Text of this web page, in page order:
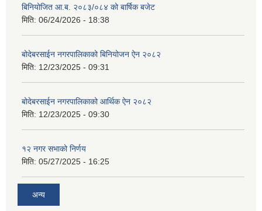
बिनियोजित आ.ब. २०८३/०८४ को बार्षिक बजेट
मिति: 06/24/2026 - 18:38
बोदेबरसाईन नगरपालिकाको बिनियोजन ऐन २०८२
मिति: 12/23/2025 - 09:31
बोदेबरसाईन नगरपालिकाको आर्थिक ऐन २०८२
मिति: 12/23/2025 - 09:30
१२ नगर सभाको निर्णय
मिति: 05/27/2025 - 16:25
अन्य